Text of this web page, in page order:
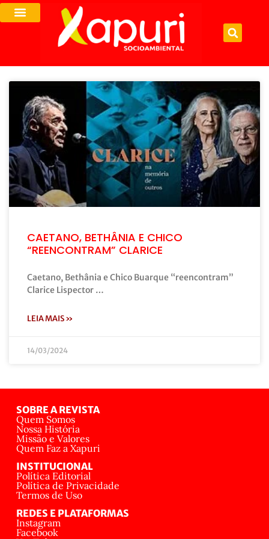
CAETANO, BETHÂNIA E CHICO
“REENCONTRAM” CLARICE
Caetano, Bethânia e Chico Buarque “reencontram”
Clarice Lispector …
LEIA MAIS »
14/03/2024
SOBRE A REVISTA
Quem Somos
Nossa História
Missão e Valores
Quem Faz a Xapuri
INSTITUCIONAL
Política Editorial
Política de Privacidade
Termos de Uso
REDES E PLATAFORMAS
Instagram
Facebook